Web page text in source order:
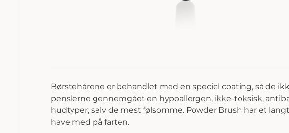
Børstehårene er behandlet med en speciel coating, så de
penslerne gennemgået en hypoallergen, ikke-toksisk,
hudtyper, selv de mest følsomme. Powder Brush har et
have med på farten.